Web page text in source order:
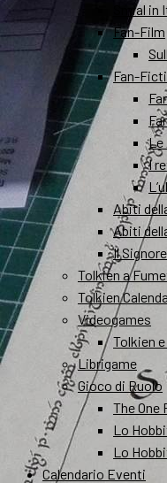
Smial in
Fan-Film
Fan-
Le
I
Abiti
Abiti
Il
Tolkien a
Tolkien
Videogames
Tolkien
Librigame
Gioco di Ruolo
The One
Lo
Lo
Calendario Eventi